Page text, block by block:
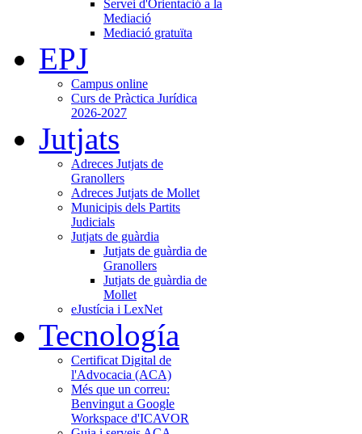
Servei d'Orientació a la
Mediació
Mediació gratuïta
EPJ
Campus online
Curs de Pràctica Jurídica
2026-2027
Jutjats
Adreces Jutjats de
Granollers
Adreces Jutjats de Mollet
Municipis dels Partits
Judicials
Jutjats de guàrdia
Jutjats de guàrdia de
Granollers
Jutjats de guàrdia de
Mollet
eJustícia i LexNet
Tecnología
Certificat Digital de
l'Advocacia (ACA)
Més que un correu:
Benvingut a Google
Workspace d'ICAVOR